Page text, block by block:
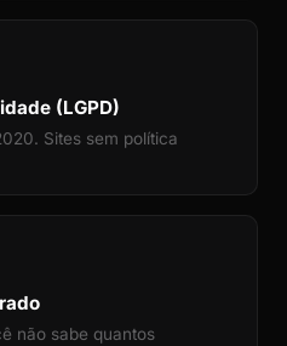
(LGPD)
Sites sem política
não sabe quantos